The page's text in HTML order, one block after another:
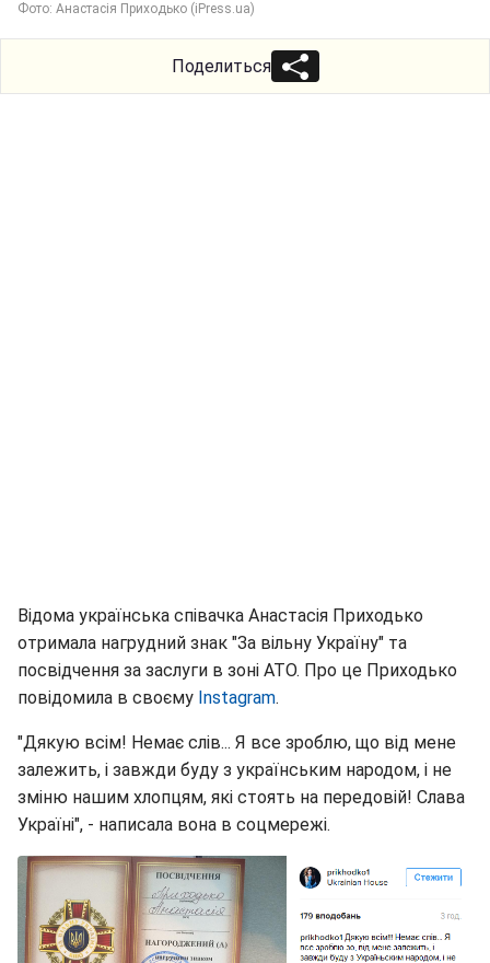
Фото: Анастасія Приходько (iPress.ua)
Поделиться
Відома українська співачка Анастасія Приходько
отримала нагрудний знак "За вільну Україну" та
посвідчення за заслуги в зоні АТО. Про це Приходько
повідомила в своєму Instagram.
"Дякую всім! Немає слів... Я все зроблю, що від мене
залежить, і завжди буду з українським народом, і не
зміню нашим хлопцям, які стоять на передовій! Слава
Україні", - написала вона в соцмережі.